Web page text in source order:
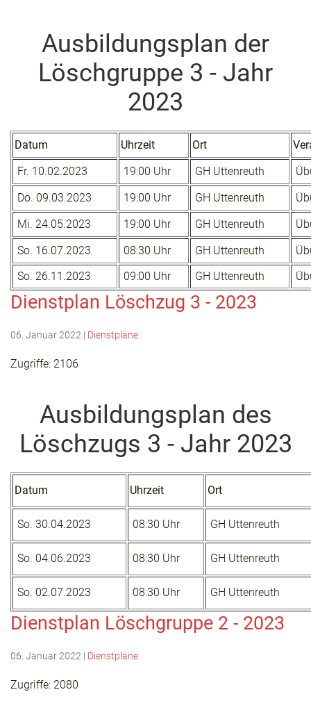
Ausbildungsplan der
Löschgruppe 3 - Jahr
2023
Datum Uhrzeit Ort
Fr. 10.02.2023
19:00 Uhr GH Uttenreuth
Do. 09.03.2023
19:00 Uhr GH Uttenreuth
Mi. 24.05.2023
19:00 Uhr GH Uttenreuth
So. 16.07.2023
08:30 Uhr GH Uttenreuth
So. 26.11.2023
09:00 Uhr GH Uttenreuth
Dienstplan Löschzug 3 - 2023
06. Januar 2022 | Dienstpläne
Zugriffe: 2106
Ausbildungsplan des
Löschzugs 3 - Jahr 2023
Datum Uhrzeit Ort
So. 30.04.2023 08:30 Uhr GH Uttenreuth
So. 04.06.2023 08:30 Uhr GH Uttenreuth
So. 02.07.2023 08:30 Uhr GH Uttenreuth
Dienstplan Löschgruppe 2 - 2023
06. Januar 2022 | Dienstpläne
Zugriffe: 2080